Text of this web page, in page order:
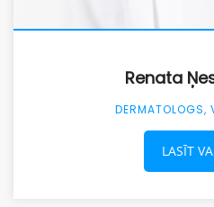
Renata
DERMATOLOGS,
LASĪT